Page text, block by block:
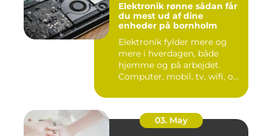
Elektronik rønne sådan får
du mest ud af dine
enheder på bornholm
Elektronik fylder mere og
mere i hverdagen, både
hjemme og på arbejdet.
Computer, mobil, tv, wifi, o...
03. May